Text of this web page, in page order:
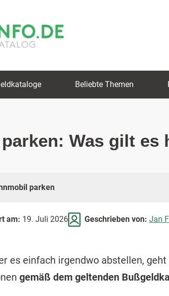
Beliebte Themen
Was gilt es
parken
am: 19. Juli 2026 Geschrieben von: Jan
es einfach irgendwo abstellen,
gemäß dem geltenden